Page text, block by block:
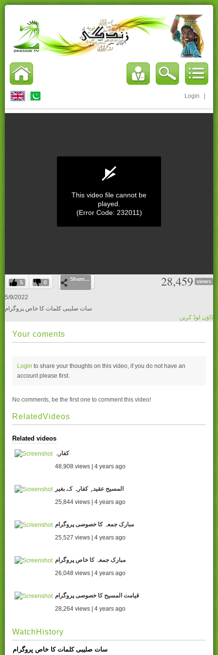
Login
0
seconds
of
0
seconds
This video file cannot be
played.
(Error Code: 232011)
5 0
Share... 28,459 views
5/9/2022
سات صلیبی کلمات کا خاص پروگرام
ڈاؤن لوڈ کریں
Your coments
Login to share your thoughts on this video, if you do not have an
account please first.
No comments, be the first one to comment this video!
RelatedVideos
Related videos
کفارہ
48,908 views | 4 years ago
المسیح عقیدہِ کفارہ کے بغیر
25,844 views | 4 years ago
مبارک جمعہ کا خصوصی پروگرام
25,527 views | 4 years ago
مبارک جمعہ کا خاص پروگرام
26,048 views | 4 years ago
قیامت المسیح کا خصوصی پروگرام
28,264 views | 4 years ago
WatchHistory
سات صلیبی کلمات کا خاص پروگرام